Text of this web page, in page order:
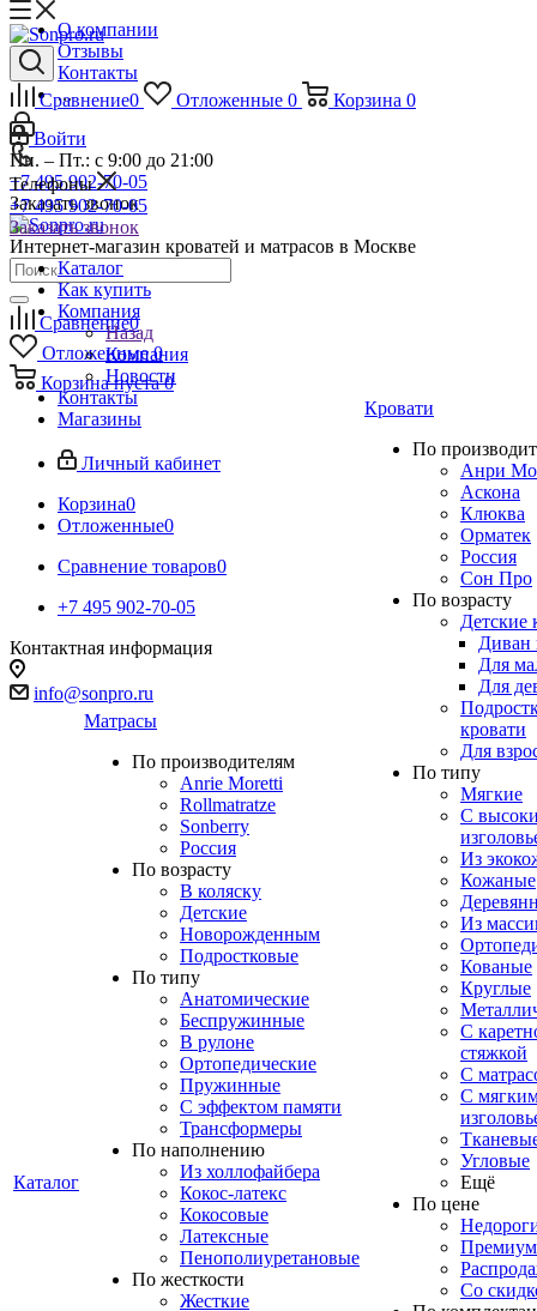
О компании
Отзывы
Контакты
...
Войти
Пн. – Пт.: с 9:00 до 21:00
+7 495 902-70-05
Заказать звонок
Интернет-магазин кроватей и матрасов в Москве
Сравнение0
Отложенные 0
Корзина пуста 0
Каталог
Матрасы
По производителям
Anrie Moretti
Rollmatratze
Sonberry
Россия
По возрасту
В коляску
Детские
Новорожденным
Подростковые
По типу
Анатомические
Беспружинные
В рулоне
Ортопедические
Пружинные
С эффектом памяти
Трансформеры
По наполнению
Из холлофайбера
Кокос-латекс
Кокосовые
Латексные
Пенополиуретановые
По жесткости
Жесткие
Кровати
По
Анри
Аскона
Клюква
Орматек
Россия
Сон Про
По возрасту
Детские
Диван
Для
Для
кровати
Для
По типу
Мягкие
C
Из
Кожаные
Из
Кованые
Круглые
С
стяжкой
С
С
Угловые
Ещё
По цене
Премиум
Со
Сравнение0 Отложенные 0 Корзина 0
Телефоны
+7 495 902-70-05
Заказать звонок
Каталог
Как купить
Компания
Назад
Компания
Новости
Контакты
Магазины
Личный кабинет
Корзина0
Отложенные0
Сравнение товаров0
+7 495 902-70-05
Контактная информация
info@sonpro.ru